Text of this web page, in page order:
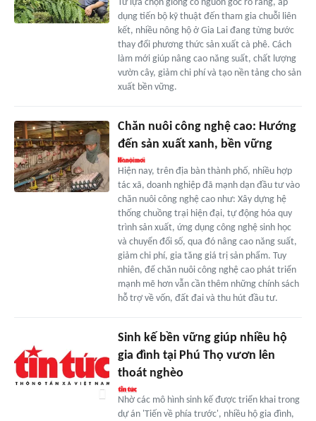
Từ lựa chọn giống có nguồn gốc rõ ràng, áp
dụng tiến bộ kỹ thuật đến tham gia chuỗi liên
kết, nhiều nông hộ ở Gia Lai đang từng bước
thay đổi phương thức sản xuất cà phê. Cách
làm mới giúp nâng cao năng suất, chất lượng
vườn cây, giảm chi phí và tạo nền tảng cho sản
xuất bền vững.
Chăn nuôi công nghệ cao: Hướng
đến sản xuất xanh, bền vững
Hiện nay, trên địa bàn thành phố, nhiều hợp
tác xã, doanh nghiệp đã mạnh dạn đầu tư vào
chăn nuôi công nghệ cao như: Xây dựng hệ
thống chuồng trại hiện đại, tự động hóa quy
trình sản xuất, ứng dụng công nghệ sinh học
và chuyển đổi số, qua đó nâng cao năng suất,
giảm chi phí, gia tăng giá trị sản phẩm. Tuy
nhiên, để chăn nuôi công nghệ cao phát triển
mạnh mẽ hơn vẫn cần thêm những chính sách
hỗ trợ về vốn, đất đai và thu hút đầu tư.
Sinh kế bền vững giúp nhiều hộ
gia đình tại Phú Thọ vươn lên
thoát nghèo
Nhờ các mô hình sinh kế được triển khai trong
dự án 'Tiến về phía trước', nhiều hộ gia đình,